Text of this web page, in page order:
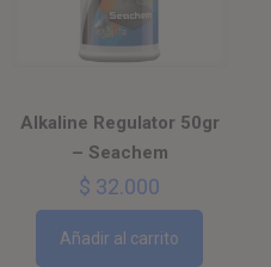
Alkaline Regulator 50gr
– Seachem
$ 32.000
Añadir al carrito